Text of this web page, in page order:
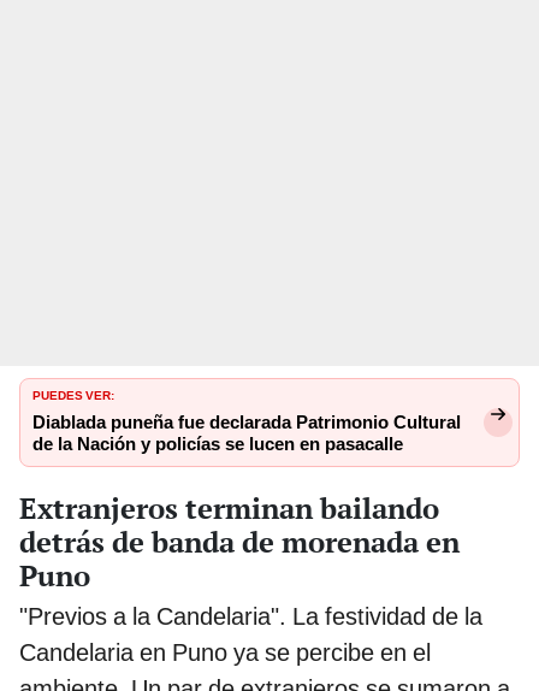
PUEDES VER:
Diablada puneña fue declarada Patrimonio Cultural
de la Nación y policías se lucen en pasacalle
Extranjeros terminan bailando
detrás de banda de morenada en
Puno
"Previos a la Candelaria". La festividad de la
Candelaria en Puno ya se percibe en el